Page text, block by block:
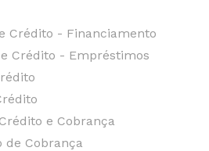
Crédito - Financiamento
Crédito - Empréstimos
e Cobrança
de Cobrança